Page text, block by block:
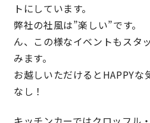
来店・
OWNER’S SITE
トにしています。
弊社の社風は”楽しい”です
ん、この様なイベントもスタ
みます。
お越しいただけるとHAPPYな
なし！